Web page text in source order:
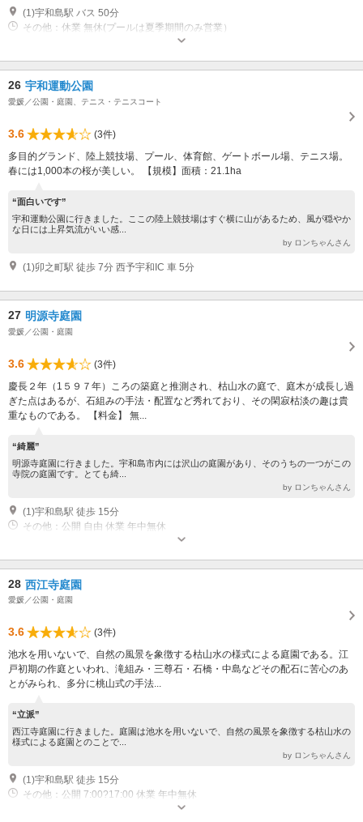
(1)宇和島駅 バス 50分
その他：休業 無休(プールは夏季期間のみ営業）
26 宇和運動公園
愛媛／公園・庭園、テニス・テニスコート
3.6
(3件)
多目的グランド、陸上競技場、プール、体育館、ゲートボール場、テニス場。
春には1,000本の桜が美しい。 【規模】面積：21.1ha
“面白いです”
宇和運動公園に行きました。ここの陸上競技場はすぐ横に山があるため、風が穏やか
な日には上昇気流がいい感...
by ロンちゃんさん
(1)卯之町駅 徒歩 7分 西予宇和IC 車 5分
27 明源寺庭園
愛媛／公園・庭園
3.6
(3件)
慶長２年（1５９７年）ころの築庭と推測され、枯山水の庭で、庭木が成長し過
ぎた点はあるが、石組みの手法・配置など秀れており、その閑寂枯淡の趣は貴
重なものである。 【料金】 無...
“綺麗”
明源寺庭園に行きました。宇和島市内には沢山の庭園があり、そのうちの一つがこの
寺院の庭園です。とても綺...
by ロンちゃんさん
(1)宇和島駅 徒歩 15分
その他：公開 自由 休業 年中無休
28 西江寺庭園
愛媛／公園・庭園
3.6
(3件)
池水を用いないで、自然の風景を象徴する枯山水の様式による庭園である。江
戸初期の作庭といわれ、滝組み・三尊石・石橋・中島などその配石に苦心のあ
とがみられ、多分に桃山式の手法...
“立派”
西江寺庭園に行きました。庭園は池水を用いないで、自然の風景を象徴する枯山水の
様式による庭園とのことで...
by ロンちゃんさん
(1)宇和島駅 徒歩 15分
その他：公開 7:00?17:00 休業 年中無休